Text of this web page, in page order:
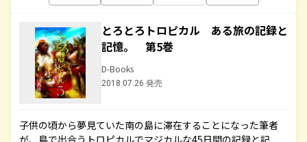
とろとろトロピカル ある旅の記録と
記憶。 第5巻
D-Books
2018.07.26 発売
子供の頃から夢見ていた南の島に滞在することになった筆者
が、島で出合うトロピカルでマジカルな45日間の記録と記